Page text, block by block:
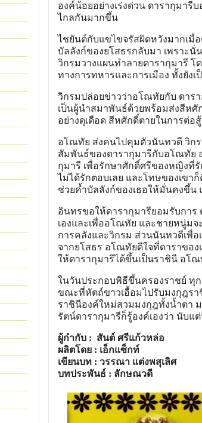
องค์น้อยอย่างเร่งด่วน ดารากุมารี
ไกลกันมากขึ้น
ไชยันต์กับแขไขจรัสผิดหวังมากเมื่
บัลลังก์ของยโสธรกลับมา เพราะนั่
วิกรมวางแผนทำลายดารากุมารี
ทางการทหารและการเมือง ทั้งยัง
วิกรมปล่อยข่าวว่าอโณทัยกับ ดาร
เป็นผู้นำสมาพันธ์ด้วยพร้อมส่งสีห
อย่างดุเดือด สีหศักดิ์ตายในการต่
อโณทัย ส่งคนไปคุมตัวนันทวดี วิกร
สัมพันธ์ของดารากุมารีกับอโณทัย
กุมารี เพื่อรักษาศักดิ์ศรีของหญิงที่
ไม่ได้รักตอบเลย และโทษของเขา
ช่วยค้ำบัลลังก์ของเธอให้มั่นคงขึ้น
อินทรขอให้ดารากุมารียอมรับการ
เองและเพื่ออโณทัย และชายหนู่มจ
การคลังและวิกรม ส่วนนันทวดีเพื่อ
จากยโสธร อโณทัยดีใจที่ดาราของ
ให้ดารากุมารีได้ขึ้นเป็นราชินี อโ
ในวันประกอบพิธีขึ้นครองราชย์ ทุ
ขณะที่หัตถ์ขาวเอื้อมไปรับมงกุฎร
ราชินีองค์ใหม่สวมมงกุฎทั้งน้ำตา
รัตน์ดารากุมารีก็รู้องค์เองว่า นับ
ผู้กำกับ : สันต์ ศรีแก้วหล่อ
ผลิตโดย : เอ็กแซ็กท์
เขียนบท : วรรณา แต่งพสุเลิศ
บทประพันธ์ : ลักษณวดี